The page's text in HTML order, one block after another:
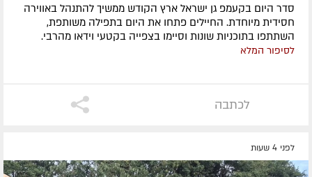
סדר היום בקעמפ גן ישראל ארץ הקודש ממשיך להתנהל באווירה
חסידית מיוחדת. החיילים פתחו את היום בתפילה משותפת,
השתתפו בתוכניות שונות וסיימו בצפייה בקטעי וידאו מהרבי.
לסיפור המלא
לכתבה
לפני 4 שעות